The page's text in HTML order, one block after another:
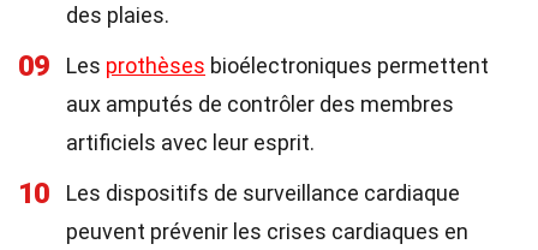
des plaies.
09 Les prothèses bioélectroniques permettent
aux amputés de contrôler des membres
artificiels avec leur esprit.
10
Les dispositifs de surveillance cardiaque
peuvent prévenir les crises cardiaques en